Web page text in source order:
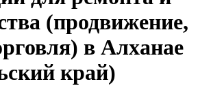
(продвижение,
в Алханае
край)